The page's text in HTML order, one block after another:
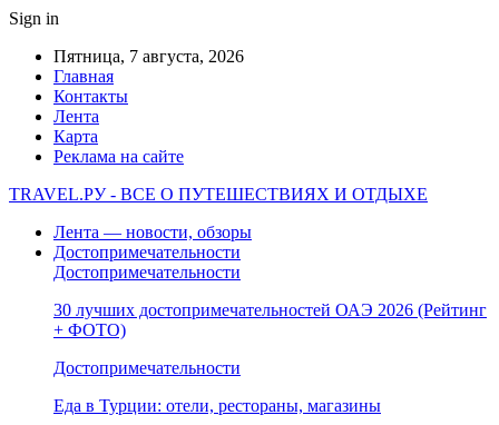
Sign in
Пятница, 7 августа, 2026
Главная
Контакты
Лента
Карта
Реклама на сайте
TRAVEL.РУ - ВСЕ О ПУТЕШЕСТВИЯХ И ОТДЫХЕ
Лента — новости, обзоры
Достопримечательности
Достопримечательности
30 лучших достопримечательностей ОАЭ 2026 (Рейтинг
+ ФОТО)
Достопримечательности
Еда в Турции: отели, рестораны, магазины